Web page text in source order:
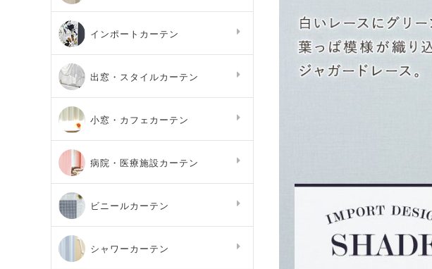
インポートカーテン
出窓・スタイルカーテン
小窓・カフェカーテン
病院・医療施設カーテン
ビニールカーテン
シャワーカーテン